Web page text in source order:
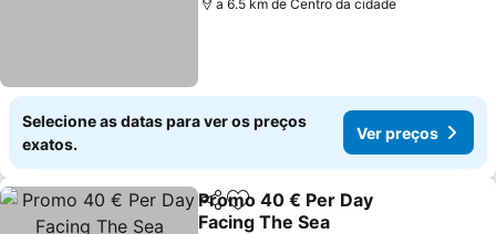
a 6.5 km de Centro da cidade
Selecione as datas para ver os preços
exatos.
Ver preços
PartilharAdicionar aos favoritos
Promo 40 € Per Day
Facing The Sea